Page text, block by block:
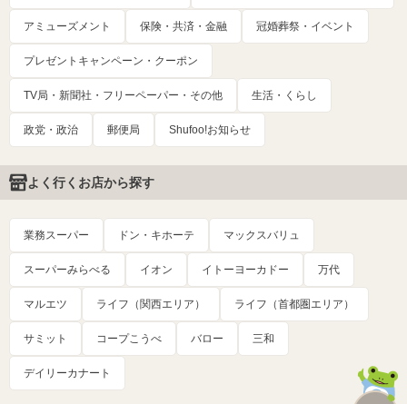
アミューズメント 保険・共済・金融 冠婚葬祭・イベント
プレゼントキャンペーン・クーポン
TV局・新聞社・フリーペーパー・その他 生活・くらし
政党・政治 郵便局 Shufoo!お知らせ
よく行くお店から探す
業務スーパー ドン・キホーテ マックスバリュ
スーパーみらべる イオン イトーヨーカドー 万代
マルエツ ライフ（関西エリア） ライフ（首都圏エリア）
サミット コープこうべ バロー 三和
デイリーカナート